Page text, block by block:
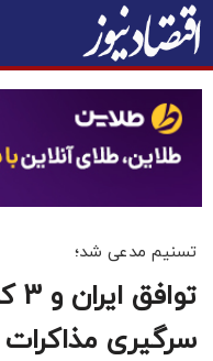
تسنیم مدعی شد؛
سرگیری مذاکرات